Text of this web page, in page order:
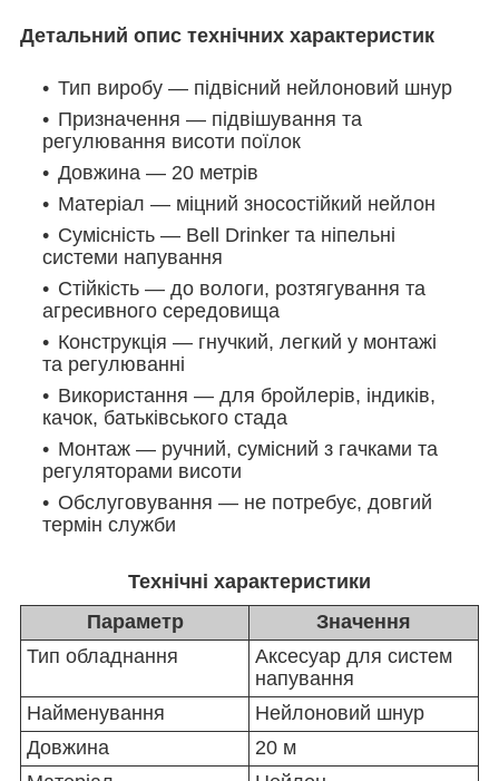
Детальний опис технічних характеристик
Тип виробу — підвісний нейлоновий шнур
Призначення — підвішування та
регулювання висоти поїлок
Довжина — 20 метрів
Матеріал — міцний зносостійкий нейлон
Сумісність — Bell Drinker та ніпельні
системи напування
Стійкість — до вологи, розтягування та
агресивного середовища
Конструкція — гнучкий, легкий у монтажі
та регулюванні
Використання — для бройлерів, індиків,
качок, батьківського стада
Монтаж — ручний, сумісний з гачками та
регуляторами висоти
Обслуговування — не потребує, довгий
термін служби
Технічні характеристики
Параметр
Значення
Тип обладнання
Аксесуар для систем
напування
Найменування
Нейлоновий шнур
Довжина
20 м